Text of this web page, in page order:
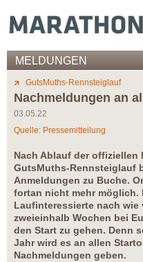
MELDUNGEN
GutsMuths-Rennsteiglauf
Nachmeldungen an
03.05.22
Quelle: Pressemitteilung
Nach Ablauf der offiziellen
GutsMuths-Rennsteiglauf
Anmeldungen zu Buche.
fortan nicht mehr möglich.
Laufinteressierte nach
zweieinhalb Wochen bei
den Start zu gehen. Denn
Jahr wird es an allen
Nachmeldungen geben.